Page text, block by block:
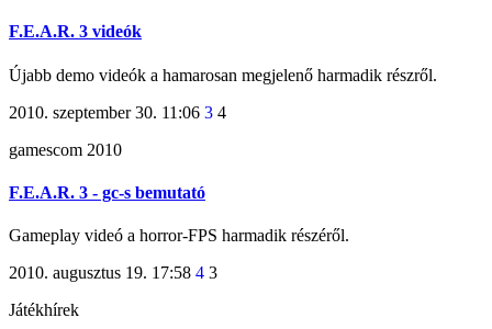
F.E.A.R. 3 videók
Újabb demo videók a hamarosan megjelenő harmadik részről.
2010. szeptember 30. 11:06 3 4
gamescom 2010
F.E.A.R. 3 - gc-s bemutató
Gameplay videó a horror-FPS harmadik részéről.
2010. augusztus 19. 17:58 4 3
Játékhírek